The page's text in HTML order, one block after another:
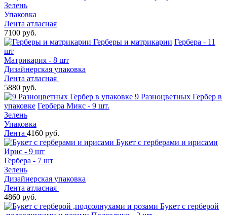
Зелень
Упаковка
Лента атласная
7100 руб.
Герберы и матрикарии Гербера - 11
шт
Матрикария - 8 шт
Дизайнерская упаковка
Лента атласная
5880 руб.
9 Разноцветных Гербер в
упаковке Гербера Микс - 9 шт.
Зелень
Упаковка
Лента 4160 руб.
Букет с герберами и ирисами
Ирис - 9 шт
Гербера - 7 шт
Зелень
Дизайнерская упаковка
Лента атласная
4860 руб.
Букет с герберой